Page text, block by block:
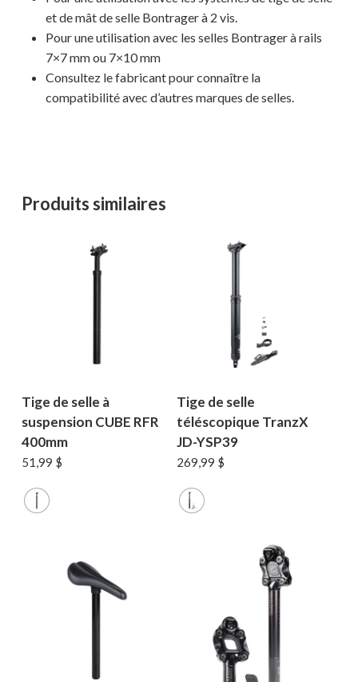
et de mât de selle Bontrager à 2 vis.
Pour une utilisation avec les selles Bontrager à rails
7×7 mm ou 7×10 mm
Consultez le fabricant pour connaître la
compatibilité avec d’autres marques de selles.
Produits similaires
Tige de selle à
suspension CUBE RFR
400mm
51,99 $
Tige de selle
téléscopique TranzX
JD-YSP39
269,99 $